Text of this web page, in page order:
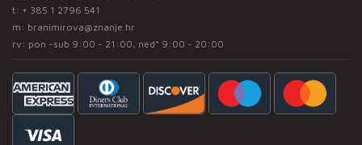
t: + 385 1 2796 541
m: branimirova@znanje.hr
rv: pon -sub 9:00 - 21:00, ned* 9:00 - 20:00